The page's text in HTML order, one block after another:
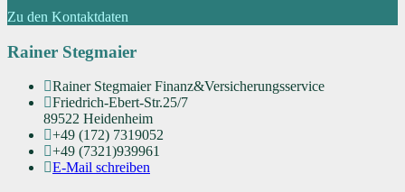
Zu den Kontaktdaten
Rainer Stegmaier
Rainer Stegmaier Finanz&Versicherungsservice
Friedrich-Ebert-Str.25/7
89522 Heidenheim
+49 (172) 7319052
+49 (7321)939961
E-Mail schreiben